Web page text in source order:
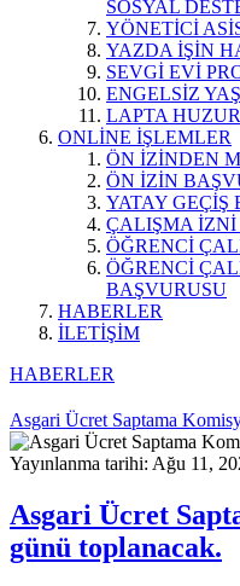
SOSYAL
YÖNETİCİ
YAZDA İŞİN
SEVGİ EVİ
ENGELSİZ
LAPTA
ONLİNE İŞLEMLER
ÖN İZİNDEN
ÖN İZİN
YATAY GEÇİŞ
ÇALIŞMA
ÖĞRENCİ
ÖĞRENCİ
BAŞVURUSU
HABERLER
İLETİŞİM
HABERLER
Asgari Ücret Saptama
Yayınlanma tarihi: Ağu 11,
Asgari Ücret
günü toplanacak.